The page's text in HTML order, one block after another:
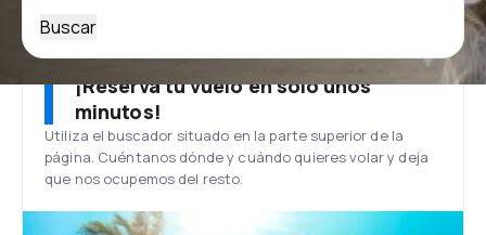
Buscar
¡Reserva tu vuelo en solo unos
minutos!
Utiliza el buscador situado en la parte superior de la
página. Cuéntanos dónde y cuándo quieres volar y deja
que nos ocupemos del resto.